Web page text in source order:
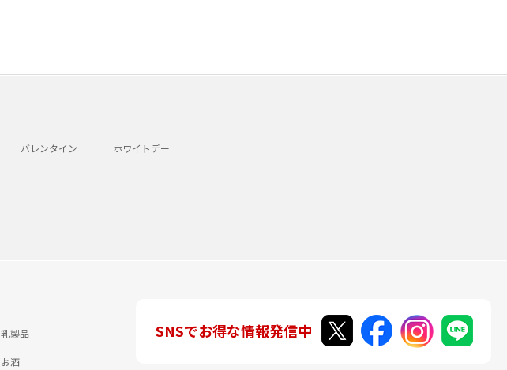
バレンタイン ホワイトデー
乳製品
お酒
SNSでお得な情報発信中